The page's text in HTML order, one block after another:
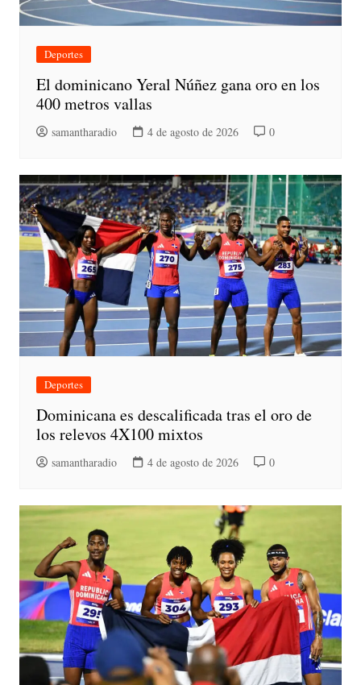
Deportes
El dominicano Yeral Núñez gana oro en los
400 metros vallas
samantharadio 4 de agosto de 2026 0
Deportes
Dominicana es descalificada tras el oro de
los relevos 4X100 mixtos
samantharadio 4 de agosto de 2026 0